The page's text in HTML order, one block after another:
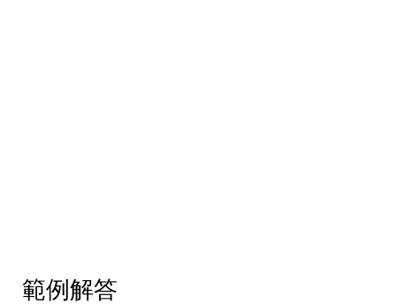
範例解答